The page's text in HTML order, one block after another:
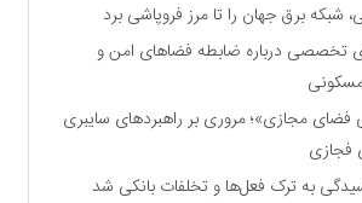
برق جهان را تا مرز فروپاشی برد
تخصصی درباره ضابطه فضا‌های امن و
مجازی»؛ مروری بر راهبرد‌های سایبری
فجازی
به ترک فعل‌ها و تخلفات بانکی شد